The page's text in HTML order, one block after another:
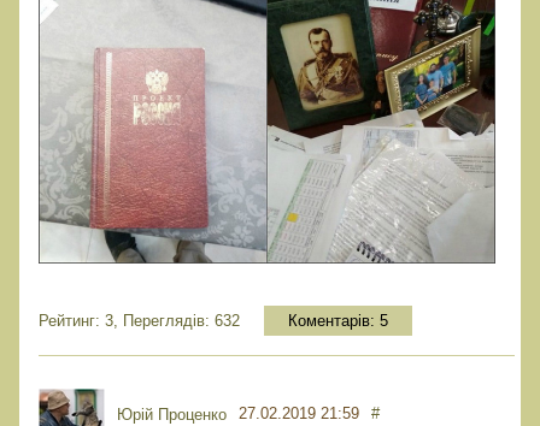
Рейтинг: 3, Переглядів: 632 Коментарів: 5
Юрiй Проценко 27.02.2019 21:59 #